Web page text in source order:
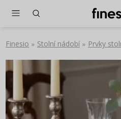
Finesio » Stolní nádobí » Prvky